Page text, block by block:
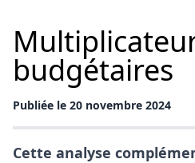
budgétaires
Publiée le 20 novembre 2024
Cette analyse